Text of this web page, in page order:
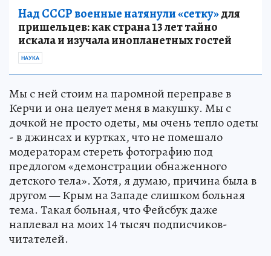
Над СССР военные натянули «сетку»для
пришельцев: как страна 13 лет тайно
искала и изучала инопланетных гостей
НАУКА
Мы с ней стоим на паромной переправе в
Керчи и она целует меня в макушку. Мы с
дочкой не просто одеты, мы очень тепло одеты
- в джинсах и куртках, что не помешало
модераторам стереть фотографию под
предлогом «демонстрации обнаженного
детского тела». Хотя, я думаю, причина была в
другом — Крым на Западе слишком больная
тема. Такая больная, что Фейсбук даже
наплевал на моих 14 тысяч подписчиков-
читателей.